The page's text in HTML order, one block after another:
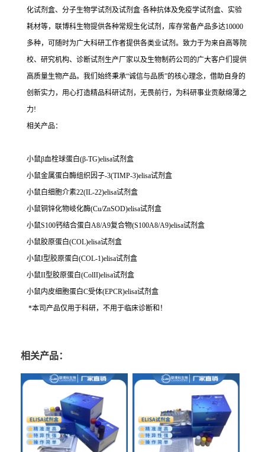
化试剂盒、分子生物学试剂及试剂盒·各种抗体及免疫学试剂盒、实验
耗材等，联博科生物提供各种常规生化试剂，库存常备产品多达10000
多种，可随时为广大科研工作者提供各类业试剂。致力于为来自高等院
校、研究机构、诊断试剂生产厂家以及生物制药公司的广大客户们提供
高质量生物产品。我们始终秉承“诚信与品质”的核心理念，借助自身的
创新实力，用心打造精品科研试剂，无畏前行，为科研事业贡献绵薄之
力!
相关产品：
小鼠β血栓球蛋白(β-TG)elisa试剂盒
小鼠金属蛋白酶组织因子-3(TIMP-3)elisa试剂盒
小鼠白细胞介素22(IL-22)elisa试剂盒
小鼠铜锌化物岐化酶(Cu/ZnSOD)elisa试剂盒
小鼠S100钙结合蛋白A8/A9复合物(S100A8/A9)elisa试剂盒
小鼠胶原蛋白(COL)elisa试剂盒
小鼠I型胶原蛋白(COL-1)elisa试剂盒
小鼠II型胶原蛋白(ColII)elisa试剂盒
小鼠内皮细胞蛋白C受体(EPCR)elisa试剂盒
*本司产品仅用于科研，不用于临床诊断和！
相关产品：